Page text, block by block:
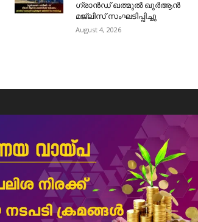
ഗ്രാൻഡ് ഖത്മുൽ ഖുർആൻ
മജ്‌ലിസ് സംഘടിപ്പിച്ചു
August 4, 2026